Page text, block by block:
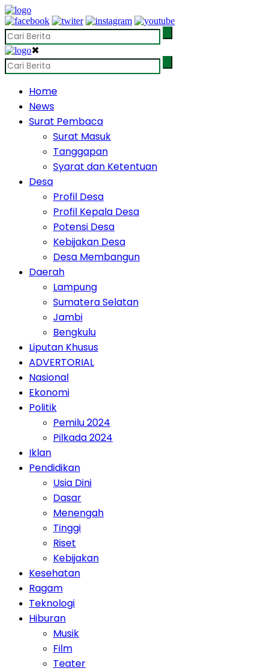
✖
Home
News
Surat Pembaca
Surat Masuk
Tanggapan
Syarat dan Ketentuan
Desa
Profil Desa
Profil Kepala Desa
Potensi Desa
Kebijakan Desa
Desa Membangun
Daerah
Lampung
Sumatera Selatan
Jambi
Bengkulu
Liputan Khusus
ADVERTORIAL
Nasional
Ekonomi
Politik
Pemilu 2024
Pilkada 2024
Iklan
Pendidikan
Usia Dini
Dasar
Menengah
Tinggi
Riset
Kebijakan
Kesehatan
Ragam
Teknologi
Hiburan
Musik
Film
Teater